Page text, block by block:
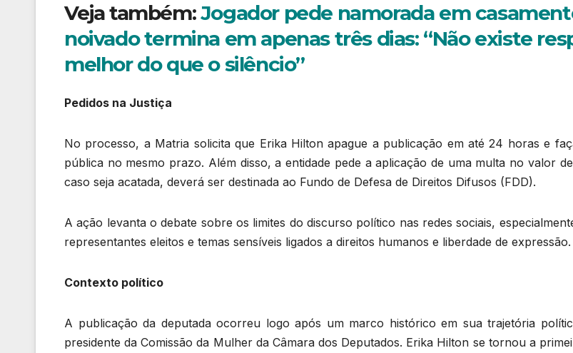
Veja também:Jogador pede namorada em
noivado termina em apenas três dias: “Não existe
melhor do que o silêncio”
Pedidos na Justiça
No processo, a Matria solicita que Erika Hilton apague a publicação em até 24 horas e
pública no mesmo prazo. Além disso, a entidade pede a aplicação de uma multa no valor
caso seja acatada, deverá ser destinada ao Fundo de Defesa de Direitos Difusos (FDD).
A ação levanta o debate sobre os limites do discurso político nas redes sociais,
representantes eleitos e temas sensíveis ligados a direitos humanos e liberdade de expressão.
Contexto político
A publicação da deputada ocorreu logo após um marco histórico em sua trajetória
presidente da Comissão da Mulher da Câmara dos Deputados. Erika Hilton se tornou a